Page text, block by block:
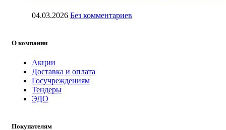
04.03.2026 Без комментариев
О компании
Акции
Доставка и оплата
Госучреждениям
Тендеры
ЭДО
Покупателям